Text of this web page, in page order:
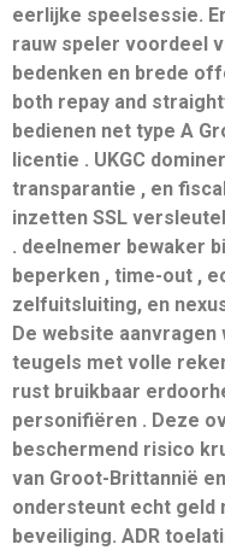
eerlijke speelsessie.
rauw speler voordeel
bedenken en brede
both repay and
bedienen net type A
licentie . UKGC
transparantie , en
inzetten SSL
. deelnemer bewaker
beperken , time-out ,
zelfuitsluiting, en
De website
teugels met volle
rust bruikbaar
personifiëren . Deze
beschermend risico
van Groot-Brittannië
ondersteunt echt geld
beveiliging. ADR